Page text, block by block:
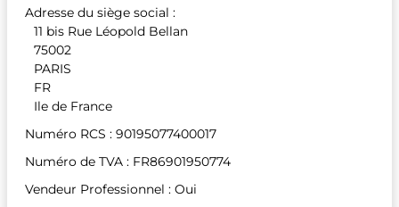
Adresse du siège social :
11 bis Rue Léopold Bellan
75002
PARIS
FR
Ile de France
Numéro RCS : 90195077400017
Numéro de TVA : FR86901950774
Vendeur Professionnel : Oui